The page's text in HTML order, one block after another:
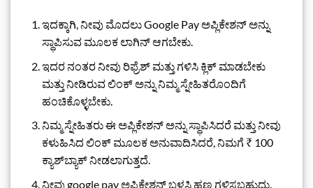
ಇದಕ್ಕಾಗಿ, ನೀವು ಮೊದಲು Google Pay ಅಪ್ಲಿಕೇಶನ್ ಅನ್ನು
ಸ್ಥಾಪಿಸುವ ಮೂಲಕ ಲಾಗಿನ್ ಆಗಬೇಕು.
ಇದರ ನಂತರ ನೀವು ರಿಫ್ರೆಶ್ ಮತ್ತು ಗಳಿಸಿ ಕ್ಲಿಕ್ ಮಾಡಬೇಕು
ಮತ್ತು ನೀಡಿರುವ ಲಿಂಕ್ ಅನ್ನು ನಿಮ್ಮ ಸ್ನೇಹಿತರೊಂದಿಗೆ
ಹಂಚಿಕೊಳ್ಳಬೇಕು.
ನಿಮ್ಮ ಸ್ನೇಹಿತರು ಈ ಅಪ್ಲಿಕೇಶನ್ ಅನ್ನು ಸ್ಥಾಪಿಸಿದರೆ ಮತ್ತು ನೀವು
ಕಳುಹಿಸಿದ ಲಿಂಕ್ ಮೂಲಕ ಅನುವಾದಿಸಿದರೆ, ನಿಮಗೆ ₹ 100
ಕ್ಯಾಶ್‌ಬ್ಯಾಕ್ ನೀಡಲಾಗುತ್ತದೆ.
ನೀವು google pay ಅಪ್ಲಿಕೇಶನ್ ಬಳಸಿ ಹಣ ಗಳಿಸಬಹುದು.